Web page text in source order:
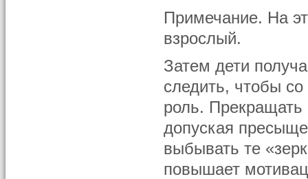
Примечание. На
взрослый.
Затем дети
следить, чтобы
роль. Прекращать
допуская
выбывать те
повышает